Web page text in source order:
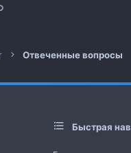
почта
Отвеченные вопросы
Быстрая